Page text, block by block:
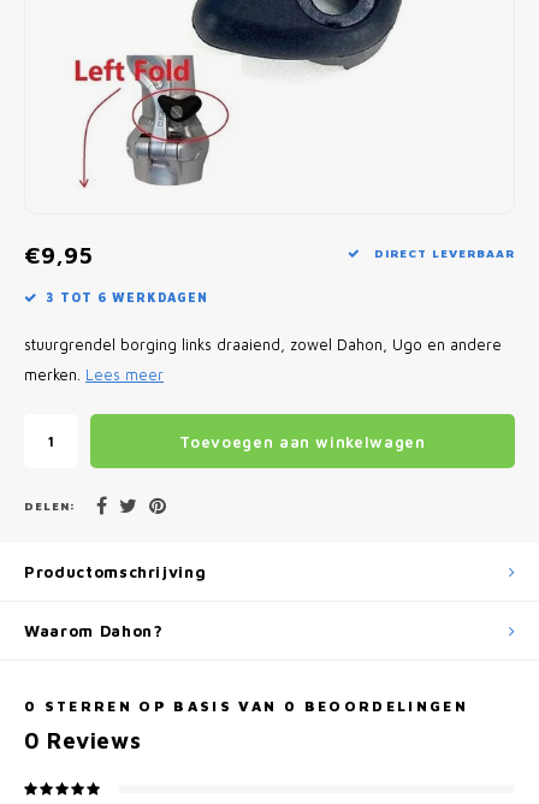
Verlichting
Zadeltassen
Vouwfiets Banden
€9,95 DIRECT LEVERBAAR
3 TOT 6 WERKDAGEN
stuurgrendel borging links draaiend, zowel Dahon, Ugo en andere
merken. Lees meer
Toevoegen aan winkelwagen
DELEN:
Productomschrijving
Waarom Dahon?
0 STERREN OP BASIS VAN 0 BEOORDELINGEN
0 Reviews